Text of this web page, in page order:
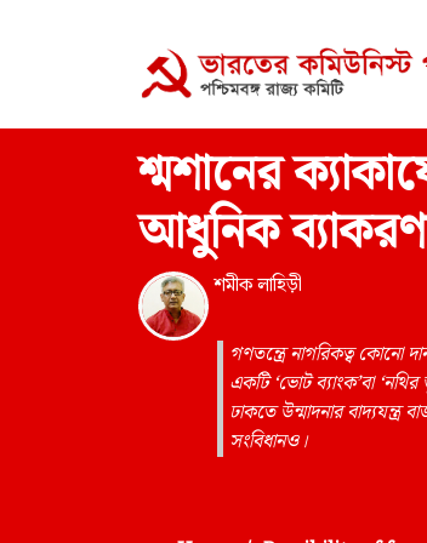
শ্মশানের
আধুনিক ব্যাকরণ
শমীক লাহিড়ী
গণতন্ত্রে নাগরিকত্ব কোনো
একটি ‘ভোট ব্যাংক’বা
ঢাকতে উন্মাদনার
সংবিধানও।